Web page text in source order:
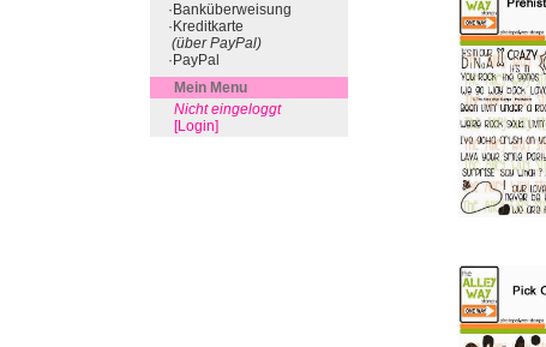
·Banküberweisung
·Kreditkarte
(über PayPal)
·PayPal
Mein Menu
Nicht eingeloggt
[Login]